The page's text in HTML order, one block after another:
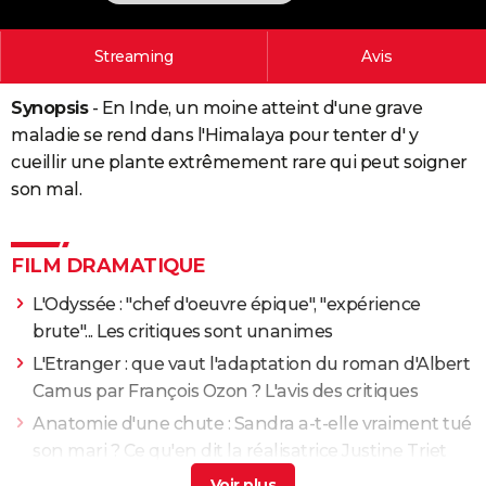
PHOTO
BONS PLANS
CARTE DE VOEUX
Carte de Noël
Carte Bonne année
Carte Saint-Valentin
Carte Pâques
Carte d'anniversaire
Dictionnaire
Biographies
Citations
Expressions
Proverbes
PROGRAMME TV
S'inscrire
Se connecter
Lycées
Collèges
Primaires
Universités
Entreprises
Service militaire
Avis de recherche
AVIS DE DÉCÈS
Bricolage
Lifestyle
Culture
Sport
Auto
Television
Voyage
Cinema
Streaming Avis
Synopsis- En Inde, un moine atteint d'une grave
maladie se rend dans l'Himalaya pour tenter d' y
cueillir une plante extrêmement rare qui peut soigner
son mal.
FILM DRAMATIQUE
L'Odyssée : "chef d'oeuvre épique", "expérience
brute"... Les critiques sont unanimes
L'Etranger : que vaut l'adaptation du roman d'Albert
Camus par François Ozon ? L'avis des critiques
Anatomie d'une chute : Sandra a-t-elle vraiment tué
son mari ? Ce qu'en dit la réalisatrice Justine Triet